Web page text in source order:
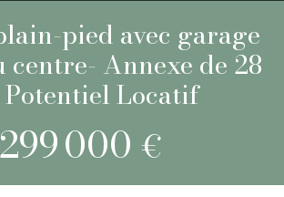
pied avec garage
centre- Annexe de 28
Locatif
299 000 €